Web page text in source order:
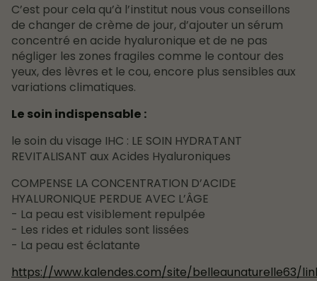
C’est pour cela qu’à l’institut nous vous conseillons
de changer de crème de jour, d’ajouter un sérum
concentré en acide hyaluronique et de ne pas
négliger les zones fragiles comme le contour des
yeux, des lèvres et le cou, encore plus sensibles aux
variations climatiques.
Le soin indispensable :
le soin du visage IHC : LE SOIN HYDRATANT
REVITALISANT aux Acides Hyaluroniques
COMPENSE LA CONCENTRATION D’ACIDE
HYALURONIQUE PERDUE AVEC L’ÂGE
- La peau est visiblement repulpée
- Les rides et ridules sont lissées
- La peau est éclatante
https://www.kalendes.com/site/belleaunaturelle63/